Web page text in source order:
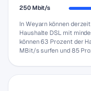
250 Mbit/s
In Weyarn können
Haushalte DSL mit
können 63 Prozent der
MBit/s surfen und 85